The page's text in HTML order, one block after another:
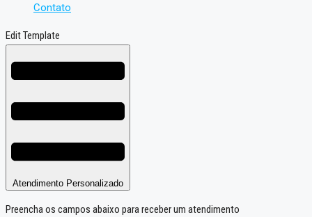
Contato
Edit Template
Atendimento Personalizado
Preencha os campos abaixo para receber um atendimento